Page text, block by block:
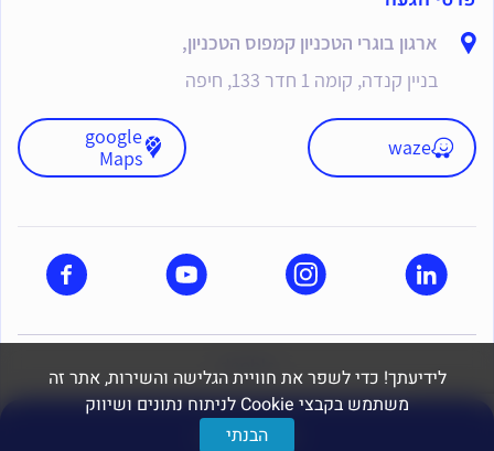
יצירת קשר
ארגון בוגרי הטכניון קמפוס הטכניון,
בניין קנדה, קומה 1 חדר 133, חיפה
waze
google
Maps
לידיעתך! כדי לשפר את חוויית הגלישה והשירות, אתר זה
משתמש בקבצי Cookie לניתוח נתונים ושיווק
הבנתי